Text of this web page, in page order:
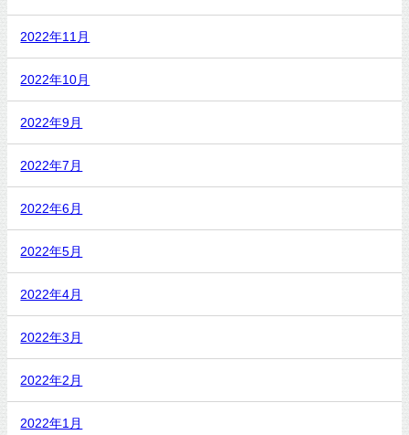
2022年11月
2022年10月
2022年9月
2022年7月
2022年6月
2022年5月
2022年4月
2022年3月
2022年2月
2022年1月